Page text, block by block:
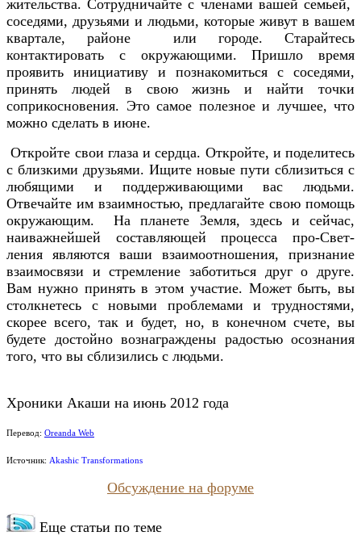
жительства. Сотрудничайте с членами вашей семьей,
соседями, друзьями и людьми, которые живут в вашем
квартале, районе или городе. Старайтесь
контактировать с окружающими. Пришло время
проявить инициативу и познакомиться с соседями,
принять людей в свою жизнь и найти точки
соприкосновения. Это самое полезное и лучшее, что
можно сделать в июне.
Откройте свои глаза и сердца. Откройте, и поделитесь
с близкими друзьями. Ищите новые пути сблизиться с
любящими и поддерживающими вас людьми.
Отвечайте им взаимностью, предлагайте свою помощь
окружающим. На планете Земля, здесь и сейчас,
наиважнейшей составляющей процесса про-Свет-
ления являются ваши взаимоотношения, признание
взаимосвязи и стремление заботиться друг о друге.
Вам нужно принять в этом участие. Может быть, вы
столкнетесь с новыми проблемами и трудностями,
скорее всего, так и будет, но, в конечном счете, вы
будете достойно вознаграждены радостью осознания
того, что вы сблизились с людьми.
Хроники Акаши на июнь 2012 года
Перевод: Oreanda Web
Источник: Akashic Transformations
Обсуждение на форуме
Еще статьи по теме